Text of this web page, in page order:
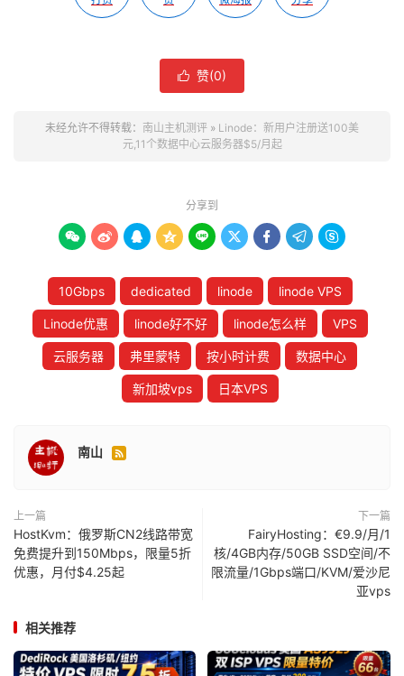
 赞(0)
未经允许不得转载： 南山主机测评 » Linode：新用户注册送100美
元,11个数据中心云服务器$5/月起
分享到
        
10Gbps dedicated linode linode VPS
Linode优惠 linode好不好 linode怎么样 VPS
云服务器 弗里蒙特 按小时计费 数据中心
新加坡vps 日本VPS
南山 
上一篇
HostKvm：俄罗斯CN2线路带宽
免费提升到150Mbps，限量5折
优惠，月付$4.25起
下一篇
FairyHosting：€9.9/月/1
核/4GB内存/50GB SSD空间/不
限流量/1Gbps端口/KVM/爱沙尼
亚vps
相关推荐